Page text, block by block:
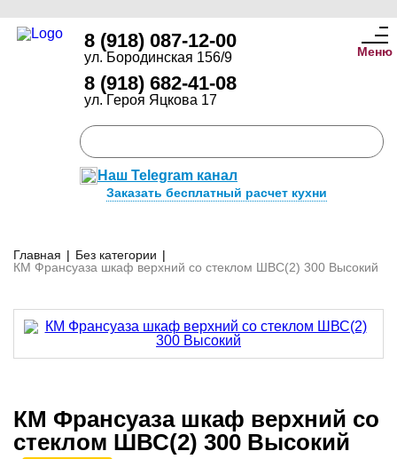
8 (918) 087-12-00
ул. Бородинская 156/9
8 (918) 682-41-08
ул. Героя Яцкова 17
Наш Telegram канал
Заказать бесплатный расчет кухни
Меню
Главная | Без категории |
КМ Франсуаза шкаф верхний со стеклом ШВС(2) 300 Высокий
КМ Франсуаза шкаф верхний со
стеклом ШВС(2) 300 Высокий